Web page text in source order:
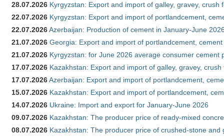
28.07.2026 Kyrgyzstan: Export and import of galley, gravey,
22.07.2026 Kyrgyzstan: Export and import of portlandcement,
22.07.2026Azerbaijan: Production of cement in January-June
21.07.2026 Georgia: Export and import of portlandcement,
21.07.2026 Kyrgyzstan: for June 2026 average consumer cement
17.07.2026 Kazakhstan: Export and import of galley, gravey,
17.07.2026Azerbaijan: Export and import of portlandcement,
15.07.2026 Kazakhstan: Export and import of portlandcement,
14.07.2026 Ukraine: Import and export for January-June 2026
09.07.2026 Kazakhstan: The producer price of ready-mixed
08.07.2026 Kazakhstan: The producer price of crushed-stone and